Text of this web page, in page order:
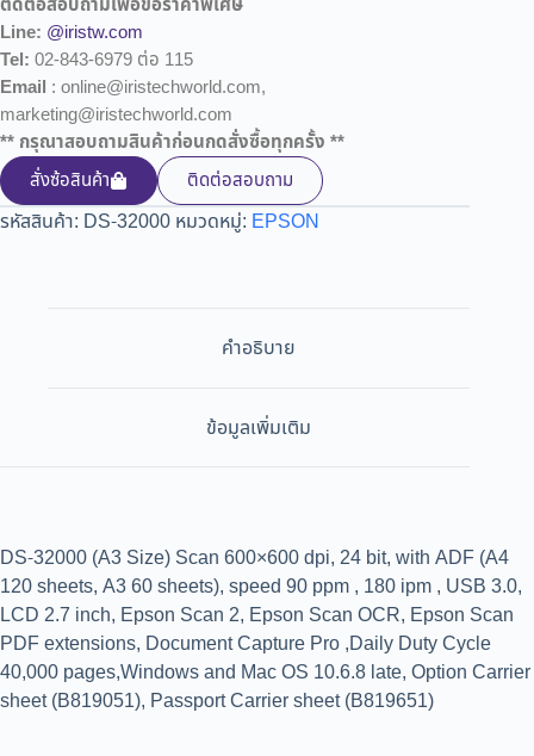
ติดต่อสอบถามเพื่อขอราคาพิเศษ
Line: @iristw.com
Tel: 02-843-6979 ต่อ 115
Email : online@iristechworld.com,
marketing@iristechworld.com
** กรุณาสอบถามสินค้าก่อนกดสั่งซื้อทุกครั้ง **
สั่งซ้อสินค้า
ติดต่อสอบถาม
รหัสสินค้า: DS-32000 หมวดหมู่: EPSON
คำอธิบาย
ข้อมูลเพิ่มเติม
DS-32000 (A3 Size) Scan 600×600 dpi, 24 bit, with ADF (A4
120 sheets, A3 60 sheets), speed 90 ppm , 180 ipm , USB 3.0,
LCD 2.7 inch, Epson Scan 2, Epson Scan OCR, Epson Scan
PDF extensions, Document Capture Pro ,Daily Duty Cycle
40,000 pages,Windows and Mac OS 10.6.8 late, Option Carrier
sheet (B819051), Passport Carrier sheet (B819651)